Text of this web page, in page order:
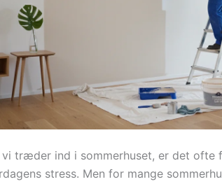
vi træder ind i sommerhuset, er det
stress. Men for mange